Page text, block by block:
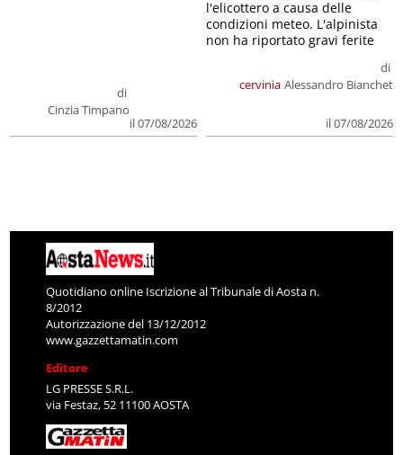
di
Cinzia Timpano
il 07/08/2026
cervinia
di
Alessandro Bianchet
il 07/08/2026
l'elicottero a causa delle
condizioni meteo. L'alpinista
non ha riportato gravi ferite
Quotidiano online Iscrizione al Tribunale di Aosta n.
8/2012
Autorizzazione del 13/12/2012
www.gazzettamatin.com
Editore
LG PRESSE S.R.L.
via Festaz, 52 11100 AOSTA